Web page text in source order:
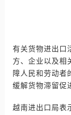
有关货物进出口
方、企业以及相
障人民和劳动者
缓解货物滞留促
越南进出口局表